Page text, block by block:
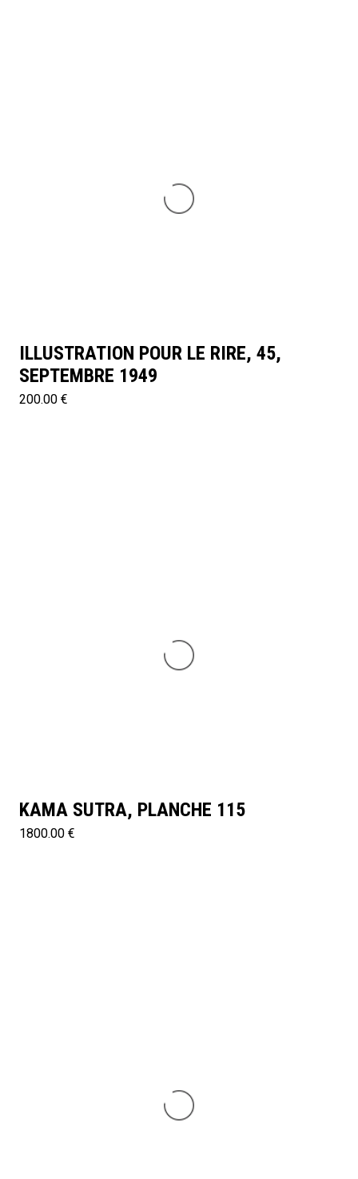
ILLUSTRATION POUR LE RIRE, 45,
SEPTEMBRE 1949
200.00 €
KAMA SUTRA, PLANCHE 115
1800.00 €